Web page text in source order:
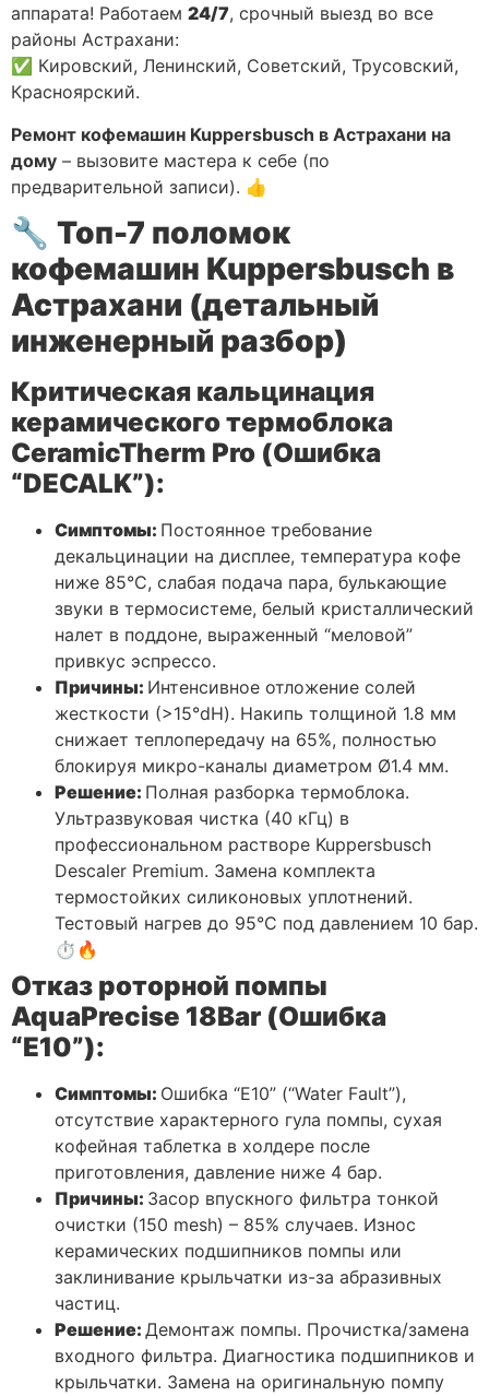
аппарата! Работаем 24/7, срочный выезд во все
районы Астрахани:
✅ Кировский, Ленинский, Советский, Трусовский,
Красноярский.
Ремонт кофемашин Kuppersbusch в Астрахани на
дому – вызовите мастера к себе (по
предварительной записи). 👍
🔧 Топ-7 поломок
кофемашин Kuppersbusch в
Астрахани (детальный
инженерный разбор)
Критическая кальцинация
керамического термоблока
CeramicTherm Pro (Ошибка
“DECALK”):
Симптомы: Постоянное требование
декальцинации на дисплее, температура кофе
ниже 85°C, слабая подача пара, булькающие
звуки в термосистеме, белый кристаллический
налет в поддоне, выраженный “меловой”
привкус эспрессо.
Причины: Интенсивное отложение солей
жесткости (>15°dH). Накипь толщиной 1.8 мм
снижает теплопередачу на 65%, полностью
блокируя микро-каналы диаметром Ø1.4 мм.
Решение: Полная разборка термоблока.
Ультразвуковая чистка (40 кГц) в
профессиональном растворе Kuppersbusch
Descaler Premium. Замена комплекта
термостойких силиконовых уплотнений.
Тестовый нагрев до 95°C под давлением 10 бар.
⏱️🔥
Отказ роторной помпы
AquaPrecise 18Bar (Ошибка
“E10”):
Симптомы: Ошибка “E10” (“Water Fault”),
отсутствие характерного гула помпы, сухая
кофейная таблетка в холдере после
приготовления, давление ниже 4 бар.
Причины: Засор впускного фильтра тонкой
очистки (150 mesh) – 85% случаев. Износ
керамических подшипников помпы или
заклинивание крыльчатки из-за абразивных
частиц.
Решение: Демонтаж помпы. Прочистка/замена
входного фильтра. Диагностика подшипников и
крыльчатки. Замена на оригинальную помпу